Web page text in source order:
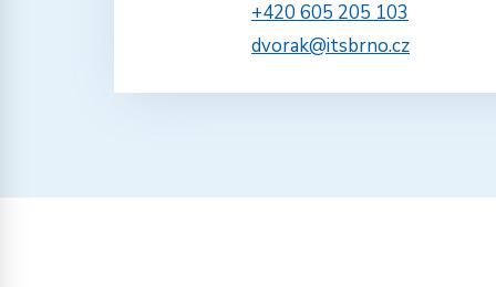
+420 605 205 103
dvorak@itsbrno.cz